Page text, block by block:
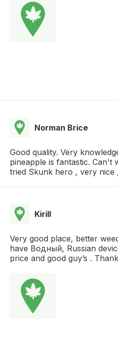
Norman Brice
Good quality. Very
pineapple is fantastic. Can't
tried Skunk hero , very nice
Kirill
Very good place, better
have Водный, Russian
price and good guy’s .